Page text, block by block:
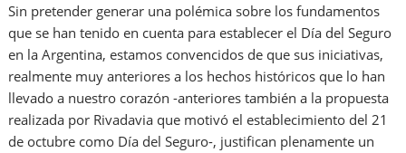
Sin pretender generar una polémica sobre los fundamentos
que se han tenido en cuenta para establecer el Día del Seguro
en la Argentina, estamos convencidos de que sus iniciativas,
realmente muy anteriores a los hechos históricos que lo han
llevado a nuestro corazón -anteriores también a la propuesta
realizada por Rivadavia que motivó el establecimiento del 21
de octubre como Día del Seguro-, justifican plenamente un